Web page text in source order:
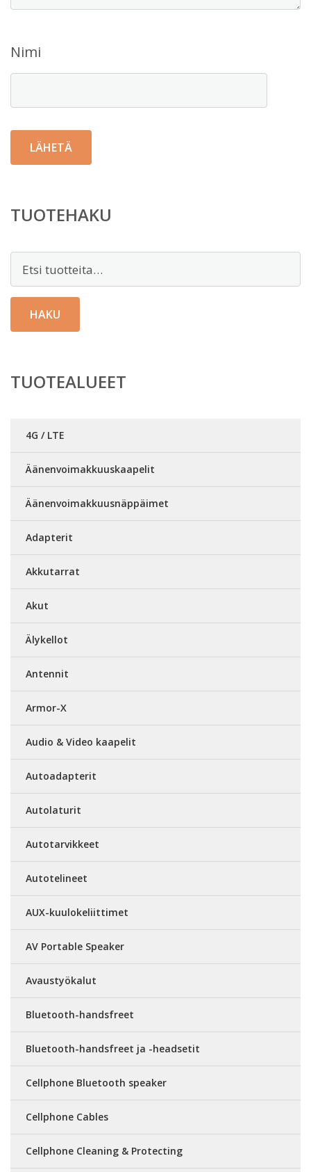
Nimi
TUOTEHAKU
HAKU
TUOTEALUEET
4G / LTE
Äänenvoimakkuuskaapelit
Äänenvoimakkuusnäppäimet
Adapterit
Akkutarrat
Akut
Älykellot
Antennit
Armor-X
Audio & Video kaapelit
Autoadapterit
Autolaturit
Autotarvikkeet
Autotelineet
AUX-kuulokeliittimet
AV Portable Speaker
Avaustyökalut
Bluetooth-handsfreet
Bluetooth-handsfreet ja -headsetit
Cellphone Bluetooth speaker
Cellphone Cables
Cellphone Cleaning & Protecting